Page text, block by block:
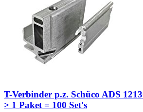
T-Verbinder p.z. Schüco ADS
> 1 Paket = 100 Set's